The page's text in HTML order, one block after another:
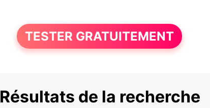
TESTER GRATUITEMENT
Résultats de la recherche